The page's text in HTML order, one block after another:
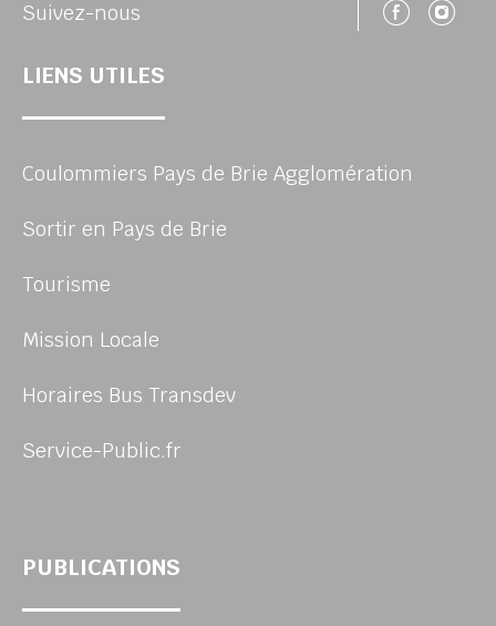
Suivez-nous
LIENS UTILES
Coulommiers Pays de Brie Agglomération
Sortir en Pays de Brie
Tourisme
Mission Locale
Horaires Bus Transdev
Service-Public.fr
PUBLICATIONS